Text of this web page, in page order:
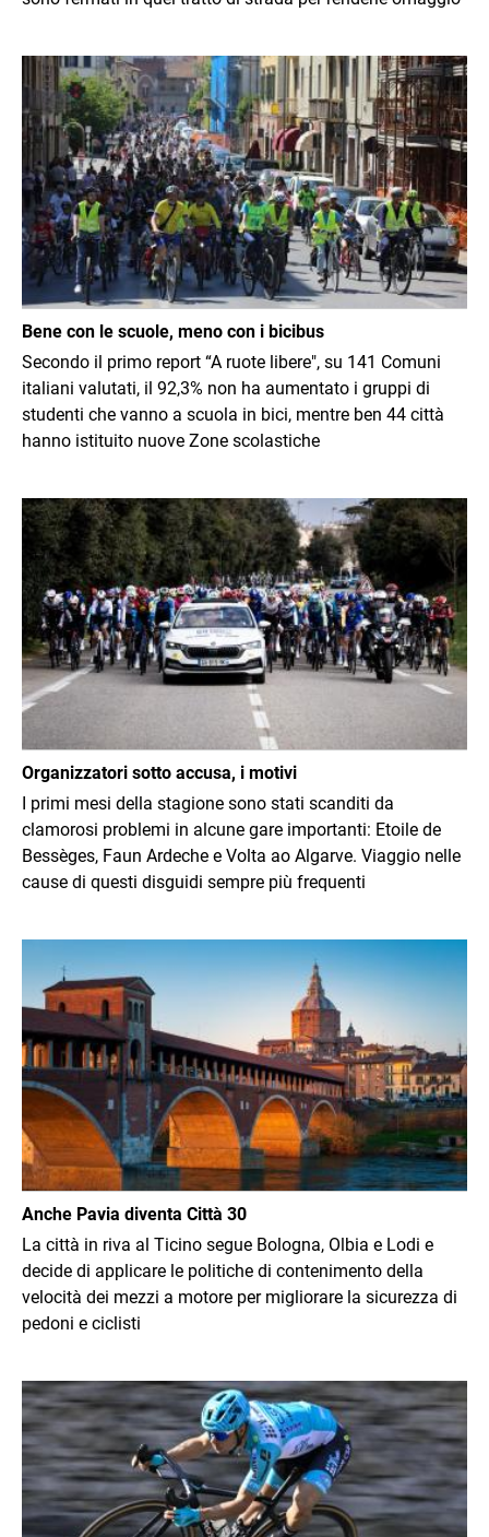
Immagine
Bene con le scuole, meno con i bicibus
Secondo il primo report “A ruote libere", su 141 Comuni
italiani valutati, il 92,3% non ha aumentato i gruppi di
studenti che vanno a scuola in bici, mentre ben 44 città
hanno istituito nuove Zone scolastiche
Immagine
Organizzatori sotto accusa, i motivi
I primi mesi della stagione sono stati scanditi da
clamorosi problemi in alcune gare importanti: Etoile de
Bessèges, Faun Ardeche e Volta ao Algarve. Viaggio nelle
cause di questi disguidi sempre più frequenti
Anche Pavia diventa Città 30
La città in riva al Ticino segue Bologna, Olbia e Lodi e
decide di applicare le politiche di contenimento della
velocità dei mezzi a motore per migliorare la sicurezza di
pedoni e ciclisti
Immagine